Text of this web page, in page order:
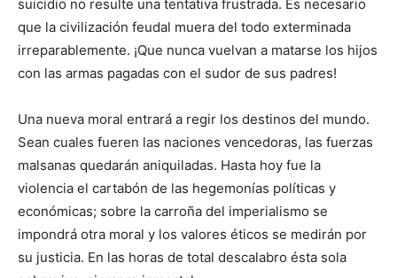
suicidio no resulte una tentativa frustrada. Es necesario
que la civilización feudal muera del todo exterminada
irreparablemente. ¡Que nunca vuelvan a matarse los hijos
con las armas pagadas con el sudor de sus padres!
Una nueva moral entrará a regir los destinos del mundo.
Sean cuales fueren las naciones vencedoras, las fuerzas
malsanas quedarán aniquiladas. Hasta hoy fue la
violencia el cartabón de las hegemonías políticas y
económicas; sobre la carroña del imperialismo se
impondrá otra moral y los valores éticos se medirán por
su justicia. En las horas de total descalabro ésta sola